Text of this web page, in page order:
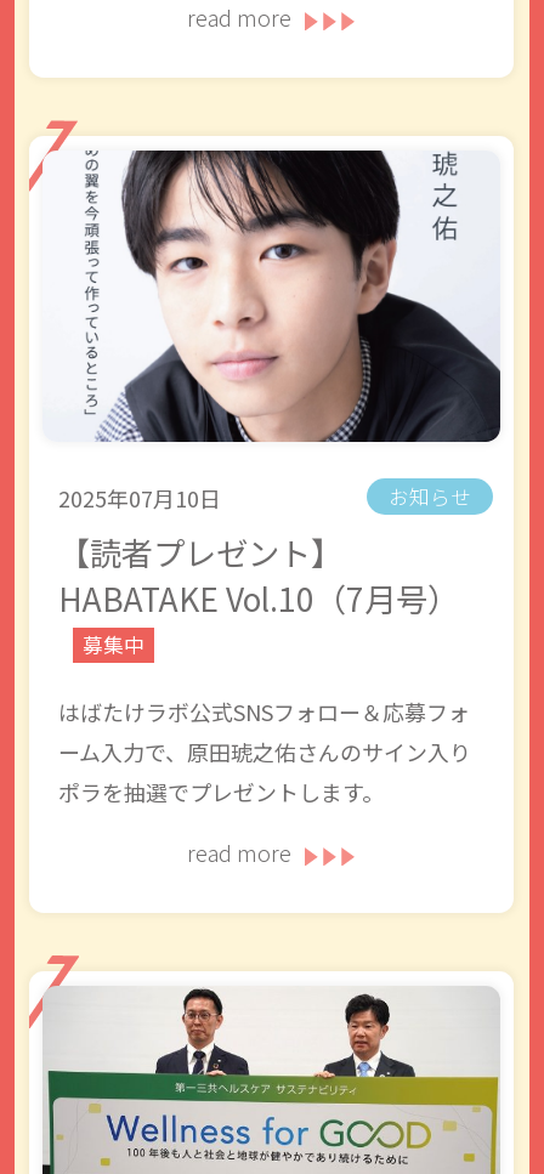
read more
2025年07月10日 お知らせ
【読者プレゼント】
HABATAKE Vol.10（7月号）
募集中
はばたけラボ公式SNSフォロー＆応募フォ
ーム入力で、原田琥之佑さんのサイン入り
ポラを抽選でプレゼントします。
read more